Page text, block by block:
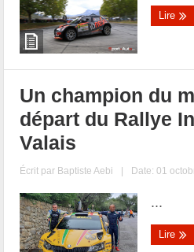
Lire
Un champion du
départ du Rallye
Valais
Écrit par Baptiste Aebi | Date: 01
...
Lire